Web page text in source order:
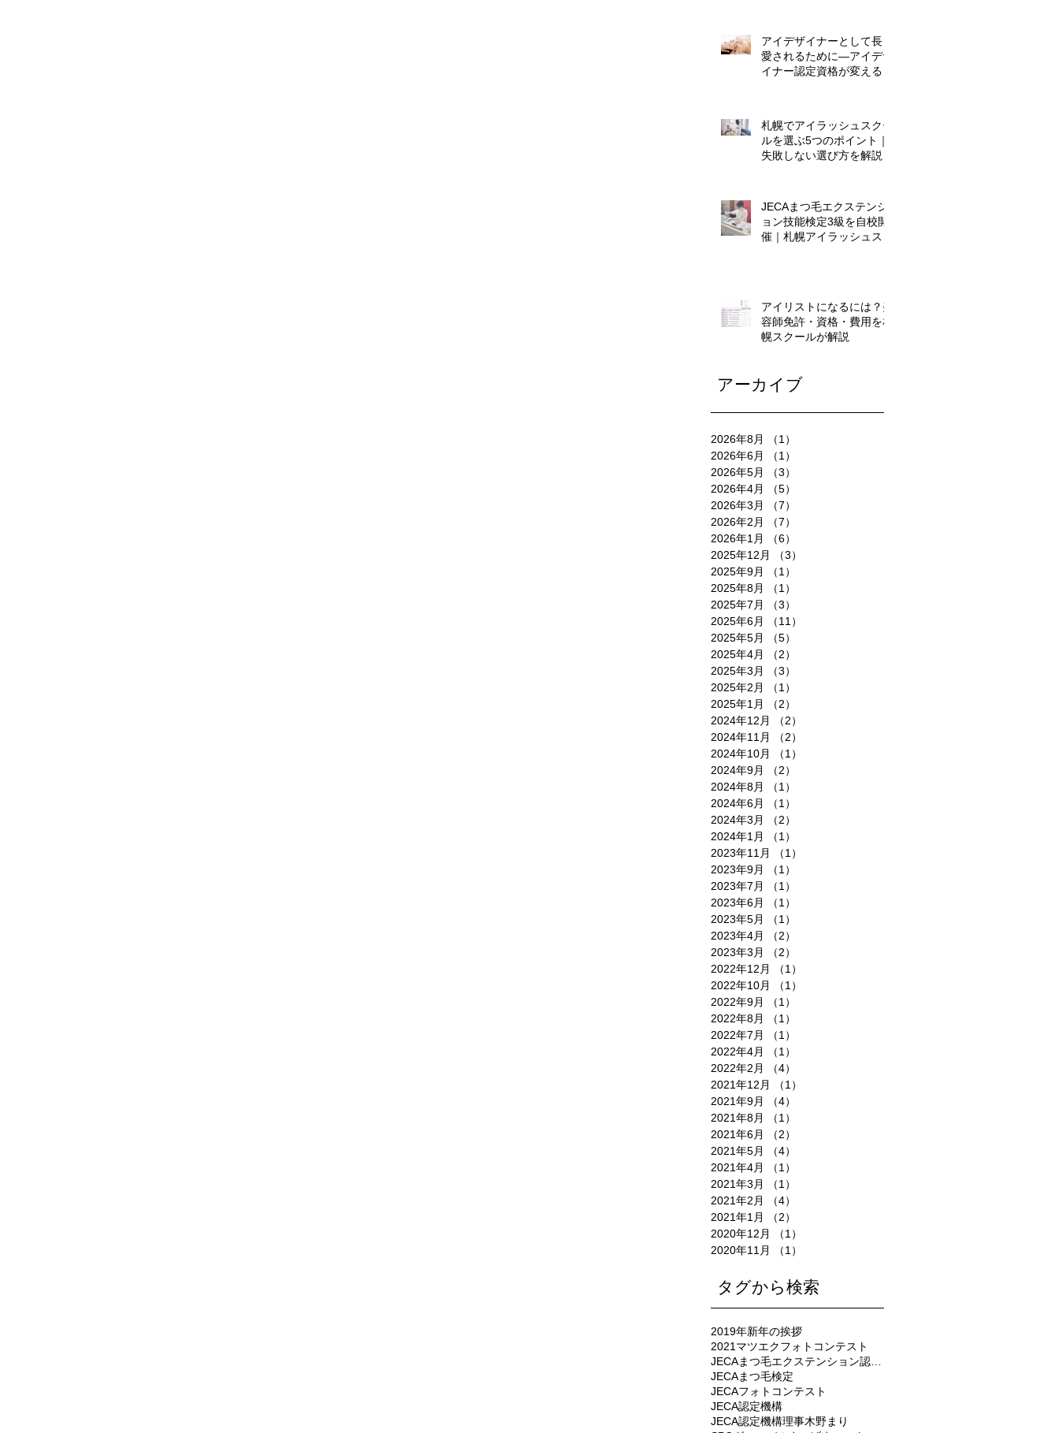
アイデザイナーとして長く
愛されるために―アイデザ
イナー認定資格が変える、
札幌でアイラッシュスクー
ルを選ぶ5つのポイント｜
失敗しない選び方を解説
JECAまつ毛エクステンシ
ョン技能検定3級を自校開
催｜札幌アイラッシュスク
アイリストになるには？美
容師免許・資格・費用を札
幌スクールが解説
アーカイブ
2026年8月 （1）
2026年6月
（1）
2026年5月
（3）
2026年4月
（5）
2026年3月
（7）
2026年2月
（7）
2026年1月
（6）
2025年12月
（3）
2025年9月
（1）
2025年8月
（1）
2025年7月
（3）
2025年6月
（11）
2025年5月
（5）
2025年4月
（2）
2025年3月
（3）
2025年2月
（1）
2025年1月
（2）
2024年12月
（2）
2024年11月
（2）
2024年10月
（1）
2024年9月
（2）
2024年8月
（1）
2024年6月
（1）
2024年3月
（2）
2024年1月
（1）
2023年11月
（1）
2023年9月
（1）
2023年7月
（1）
2023年6月
（1）
2023年5月
（1）
2023年4月
（2）
2023年3月
（2）
2022年12月
（1）
2022年10月
（1）
2022年9月
（1）
2022年8月
（1）
2022年7月
（1）
2022年4月
（1）
2022年2月
（4）
2021年12月
（1）
2021年9月
（4）
2021年8月
（1）
2021年6月
（2）
2021年5月
（4）
2021年4月
（1）
2021年3月
（1）
2021年2月
（4）
2021年1月
（2）
2020年12月
（1）
2020年11月
（1）
タグから検索
2019年新年の挨拶
2021マツエクフォトコンテスト
JECAまつ毛検定
JECAフォトコンテスト
JECA認定機構
JECA認定機構理事木野まり